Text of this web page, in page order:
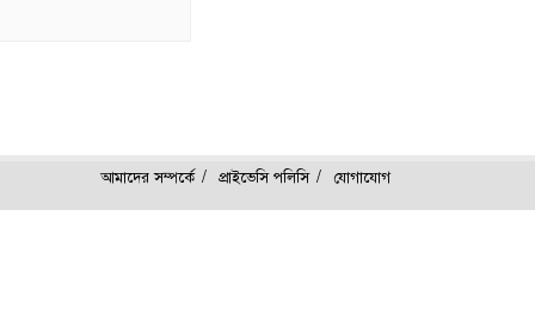
আমাদের সম্পর্কে প্রাইভেসি পলিসি যোগাযোগ